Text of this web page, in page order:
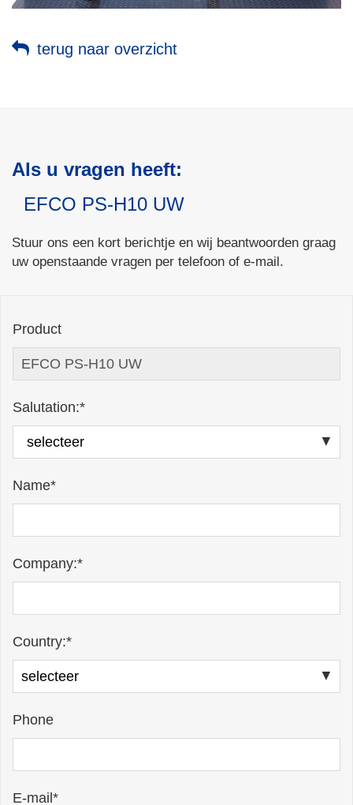
terug naar overzicht
Als u vragen heeft:
EFCO PS-H10 UW
Stuur ons een kort berichtje en wij beantwoorden graag
uw openstaande vragen per telefoon of e-mail.
Product
Salutation:*
Name*
Company:*
Country:*
Phone
E-mail*